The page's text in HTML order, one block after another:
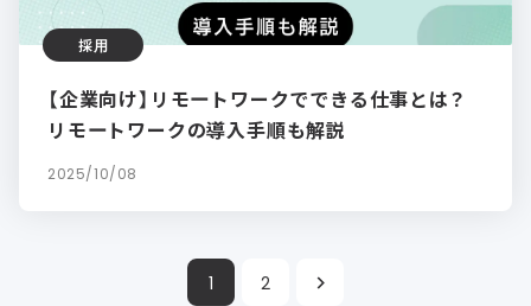
採用
【企業向け】リモートワークでできる仕事とは？
リモートワークの導入手順も解説
2025/10/08
1 2